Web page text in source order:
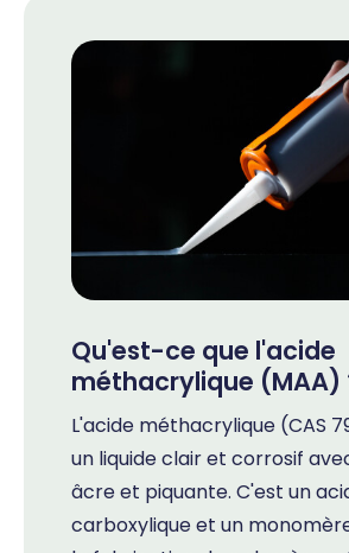
Qu'est-ce que l'acide
méthacrylique (MAA)
L'acide méthacrylique (CAS
un liquide clair et corrosif
âcre et piquante. C'est un
carboxylique et un